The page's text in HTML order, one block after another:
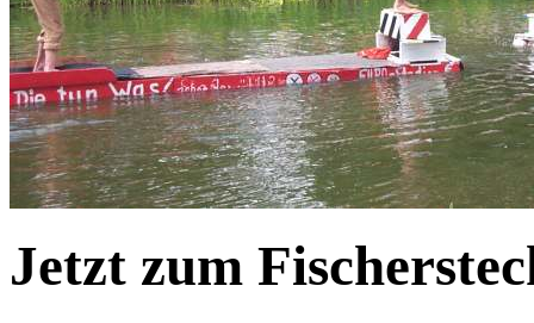
Jetzt zum